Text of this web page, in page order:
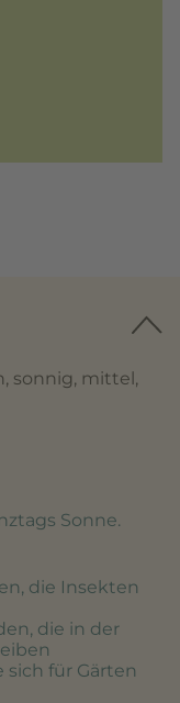
sonnig, mittel,
Sonne.
die Insekten
die in der
sich für Gärten